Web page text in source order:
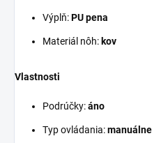
Výplň:PU pena
Materiál nôh: kov
Vlastnosti
Podrúčky:áno
Typ ovládania:manuálne